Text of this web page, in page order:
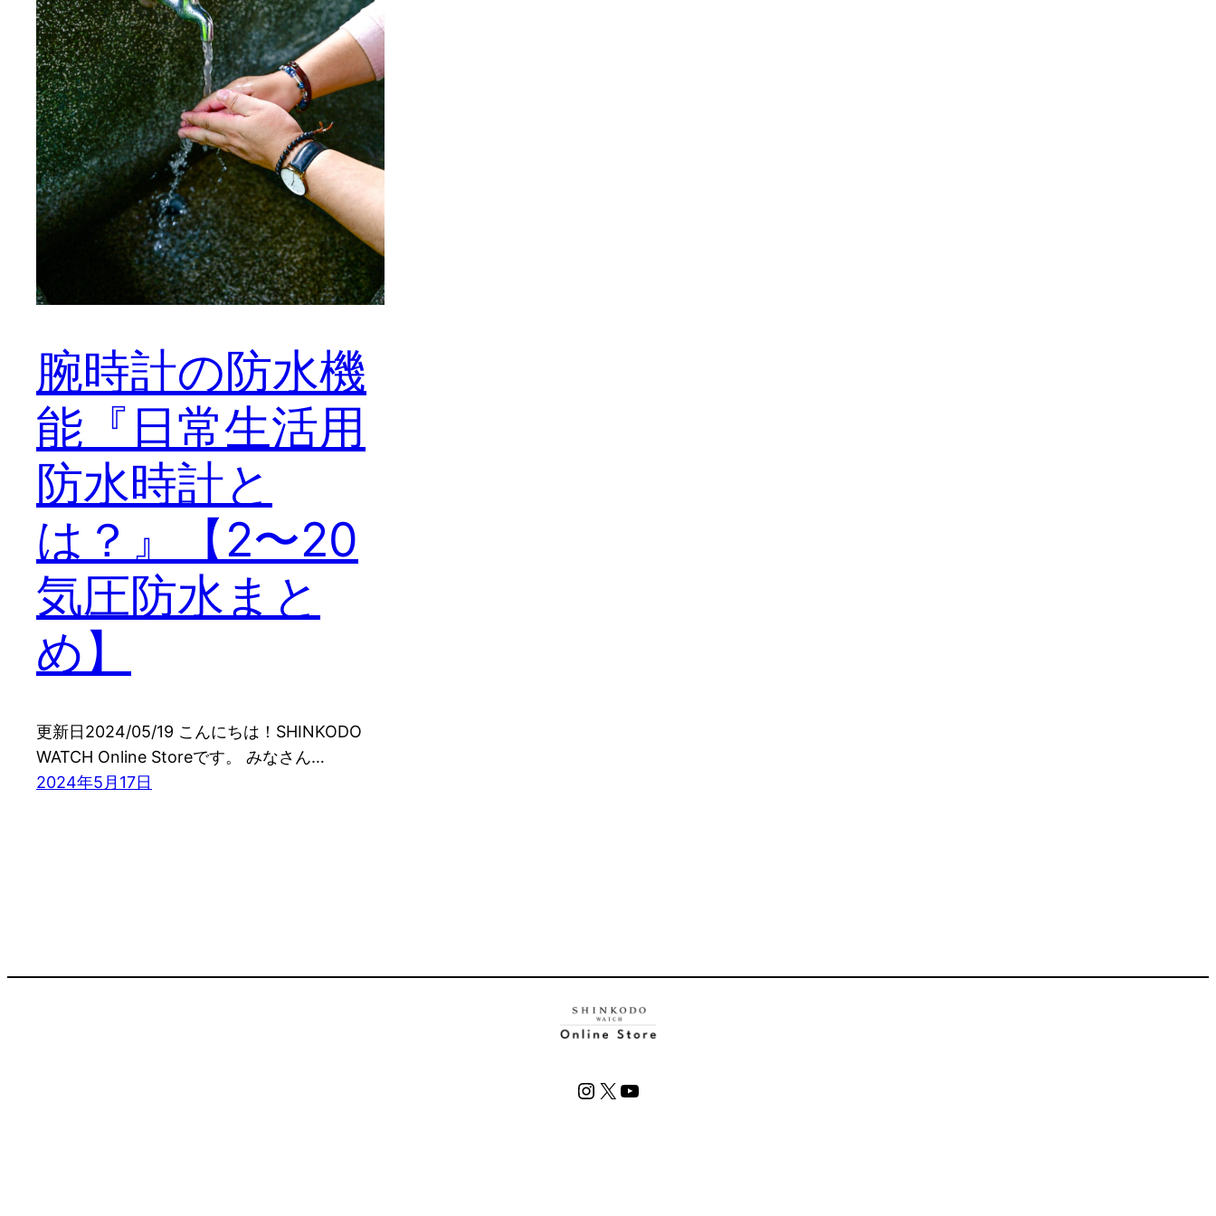
腕時計の防水機
能『日常生活用
防水時計と
は？』【2〜20
気圧防水まと
め】
更新日2024/05/19 こんにちは！SHINKODO
WATCH Online Storeです。 みなさん…
2024年5月17日
Instagram
X YouTube